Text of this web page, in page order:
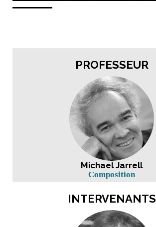
PROFESSEUR
Michael Jarrell
Composition
INTERVENANTS